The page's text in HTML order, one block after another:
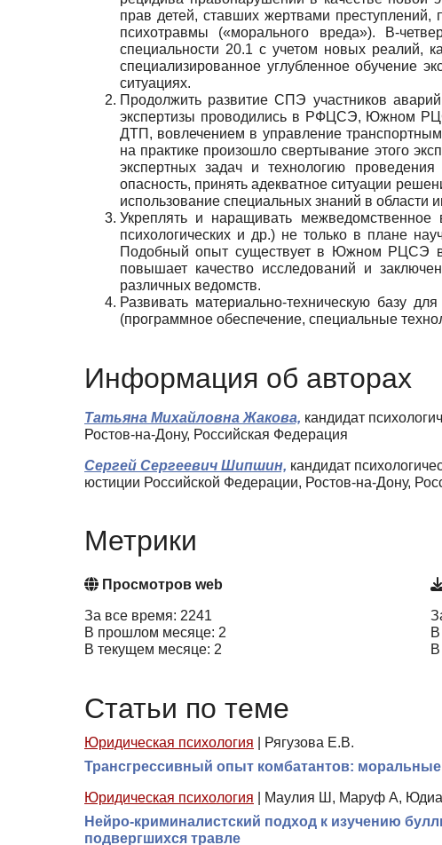
прав детей, ставших жертвами преступлений,
психотравмы («морального вреда»). В-
специальности 20.1 с учетом новых реалий,
специализированное углубленное обучение
ситуациях.
Продолжить развитие СПЭ участников
экспертизы проводились в РФЦСЭ, Южном
ДТП, вовлечением в управление
на практике произошло свертывание этого
экспертных задач и технологию
опасность, принять адекватное ситуации
использование специальных знаний в области
Укреплять и наращивать межведомственное
психологических и др.) не только в плане
Подобный опыт существует в Южном РЦСЭ в
повышает качество исследований и
различных ведомств.
Развивать материально-техническую базу
(программное обеспечение, специальные
Информация об авторах
Татьяна Михайловна Жакова, кандидат
Ростов-на-Дону, Российская Федерация
Сергей Сергеевич Шипшин, кандидат
юстиции Российской Федерации, Ростов-на-Дону,
Метрики
Просмотров web
За все время: 2241
В прошлом месяце: 2
В текущем месяце: 2
Статьи по теме
Юридическая психология
Рягузова Е.В.
Трансгрессивный опыт комбатантов:
Юридическая психология
Маулия Ш, Маруф А,
Нейро-криминалистский подход к изучению
подвергшихся травле